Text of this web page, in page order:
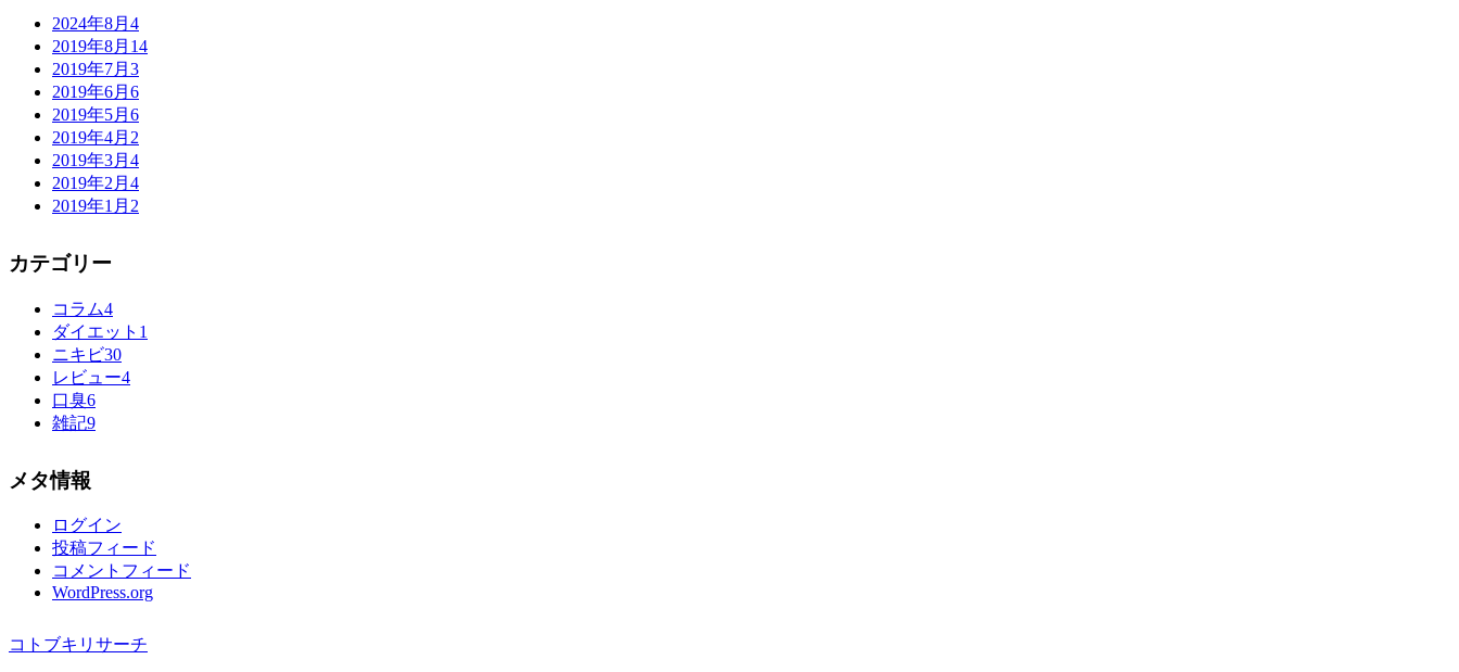
2024年8月 4
2019年8月 14
2019年7月 3
2019年6月 6
2019年5月 6
2019年4月 2
2019年3月 4
2019年2月 4
2019年1月 2
カテゴリー
コラム4
ダイエット 1
ニキビ30
レビュー4
口臭6
雑記9
メタ情報
ログイン
投稿フィード
コメントフィード
WordPress.org
コトブキリサーチ